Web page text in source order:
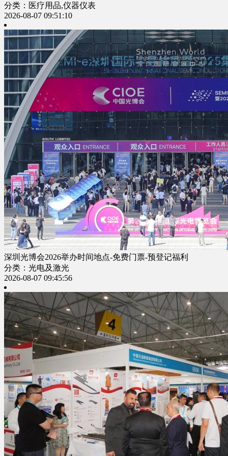
分类：医疗用品,仪器仪表
2026-08-07 09:51:10
深圳光博会2026举办时间地点-免费门票-预登记福利
分类：光电及激光
2026-08-07 09:45:56